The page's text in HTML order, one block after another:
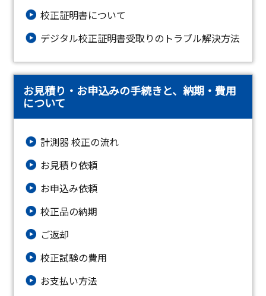
校正証明書について
デジタル校正証明書受取りのトラブル解決方法
お見積り・お申込みの手続きと、納期・費用
について
計測器 校正の流れ
お見積り依頼
お申込み依頼
校正品の納期
ご返却
校正試験の費用
お支払い方法